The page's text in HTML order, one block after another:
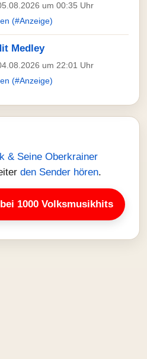
um 00:35 Uhr
(#Anzeige)
Medley
um 22:01 Uhr
(#Anzeige)
& Seine Oberkrainer
den Sender hören.
1000 Volksmusikhits